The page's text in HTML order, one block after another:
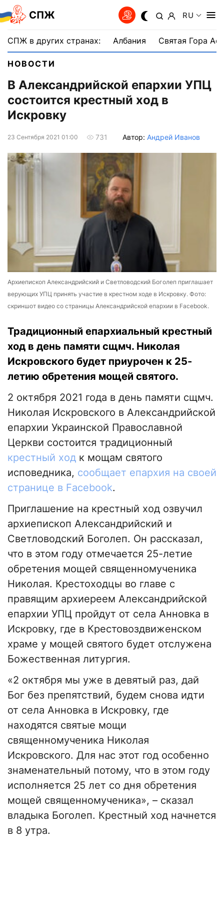
СПЖ RU
СПЖ в других странах: Албания Святая Гора
НОВОСТИ
В Александрийской епархии УПЦ
состоится крестный ход в
Искровку
23 Сентября 2021 01:00 731 Автор: Андрей Иванов
Архиепископ Александрийский и Светловодский Боголеп приглашает
верующих УПЦ принять участие в крестном ходе в Искровку. Фото:
скриншот видео со страницы Александрийской епархии в Facebook.
Традиционный епархиальный крестный
ход в день памяти сщмч. Николая
Искровского будет приурочен к 25-
летию обретения мощей святого.
2 октября 2021 года в день памяти сщмч.
Николая Искровского в Александрийской
епархии Украинской Православной
Церкви состоится традиционный
крестный ход к мощам святого
исповедника, сообщает епархия на своей
странице в Facebook.
Приглашение на крестный ход озвучил
архиепископ Александрийский и
Светловодский Боголеп. Он рассказал,
что в этом году отмечается 25-летие
обретения мощей священномученика
Николая. Крестоходцы во главе с
правящим архиереем Александрийской
епархии УПЦ пройдут от села Анновка в
Искровку, где в Крестовоздвиженском
храме у мощей святого будет отслужена
Божественная литургия.
«2 октября мы уже в девятый раз, дай
Бог без препятствий, будем снова идти
от села Анновка в Искровку, где
находятся святые мощи
священномученика Николая
Искровского. Для нас этот год особенно
знаменательный потому, что в этом году
исполняется 25 лет со дня обретения
мощей священномученика», – сказал
владыка Боголеп. Крестный ход начнется
в 8 утра.